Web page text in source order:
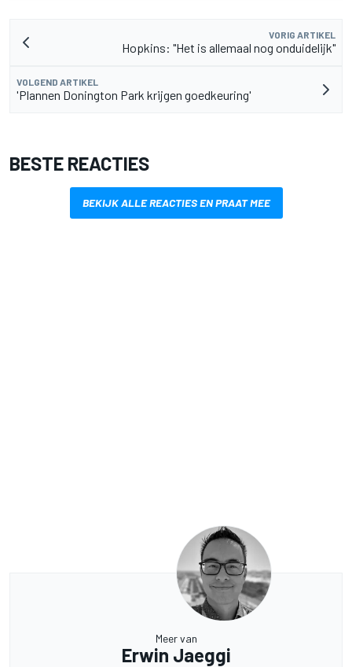
VORIG ARTIKEL
Hopkins: "Het is allemaal nog onduidelijk"
VOLGEND ARTIKEL
'Plannen Donington Park krijgen goedkeuring'
BESTE REACTIES
BEKIJK ALLE REACTIES EN PRAAT MEE
Meer van
Erwin Jaeggi